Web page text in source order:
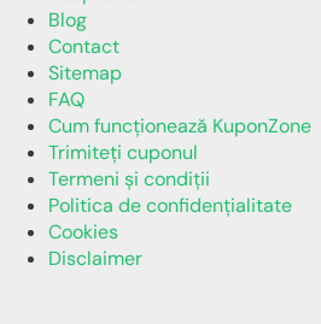
Blog
Contact
Sitemap
FAQ
Cum funcționează KuponZone
Trimiteți cuponul
Termeni și condiții
Politica de confidențialitate
Cookies
Disclaimer